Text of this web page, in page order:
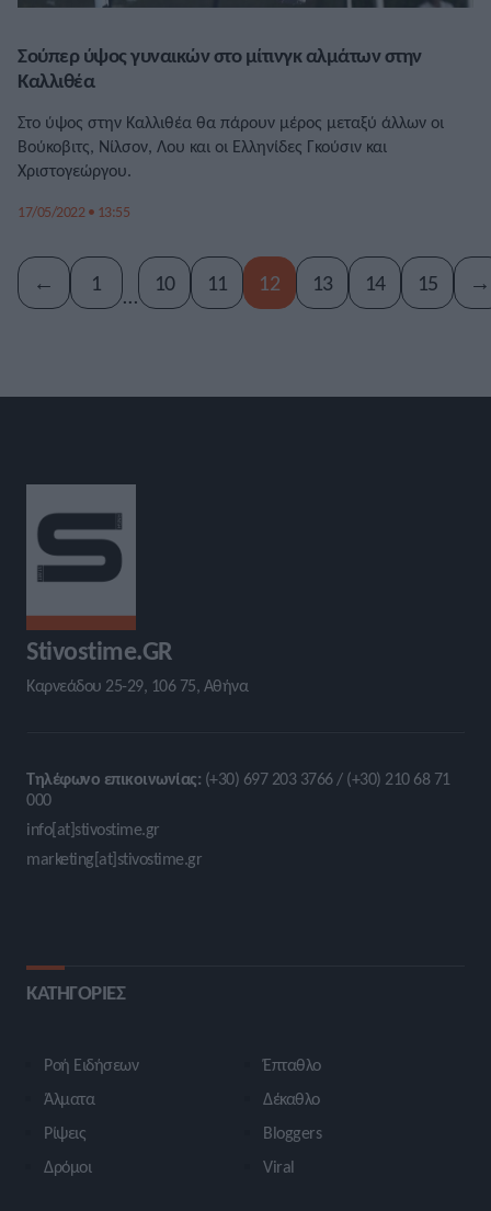
Σούπερ ύψος γυναικών στο μίτινγκ αλμάτων στην
Καλλιθέα
Στο ύψος στην Καλλιθέα θα πάρουν μέρος μεταξύ άλλων οι
Βούκοβιτς, Νίλσον, Λου και οι Ελληνίδες Γκούσιν και
Χριστογεώργου.
17/05/2022 • 13:55
← 1 … 10 11 12 13 14 15 →
Stivostime.GR
Καρνεάδου 25-29, 106 75, Αθήνα
Τηλέφωνο επικοινωνίας: (+30) 697 203 3766 / (+30) 210 68 71
000
info[at]stivostime.gr
marketing[at]stivostime.gr
ΚΑΤΗΓΟΡΙΕΣ
Ροή Ειδήσεων
Άλματα
Ρίψεις
Δρόμοι
Έπταθλο
Δέκαθλο
Bloggers
Viral